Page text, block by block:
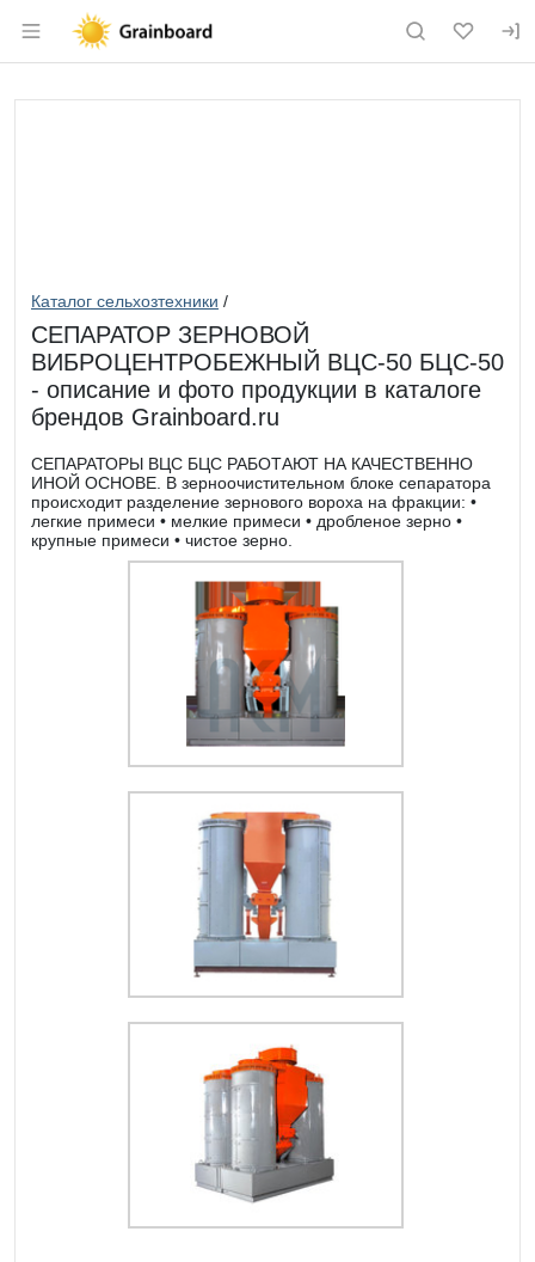
Раздел навигации по сайту
Каталог сельхозтехники /
СЕПАРАТОР ЗЕРНОВОЙ
ВИБРОЦЕНТРОБЕЖНЫЙ ВЦС-50 БЦС-50
- описание и фото продукции в каталоге
брендов Grainboard.ru
СЕПАРАТОРЫ ВЦС БЦС РАБОТАЮТ НА КАЧЕСТВЕННО
ИНОЙ ОСНОВЕ. В зерноочистительном блоке сепаратора
происходит разделение зернового вороха на фракции: •
легкие примеси • мелкие примеси • дробленое зерно •
крупные примеси • чистое зерно.